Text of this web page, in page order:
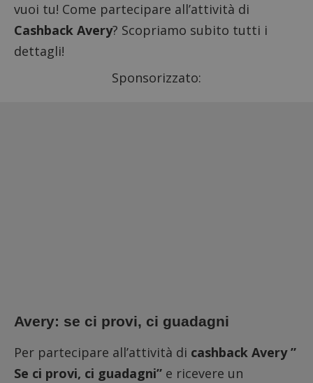
vuoi tu! Come partecipare all’attività di
Cashback Avery? Scopriamo subito tutti i
dettagli!
Sponsorizzato:
Avery: se ci provi, ci guadagni
Per partecipare all’attività di cashback Avery ”
Se ci provi, ci guadagni” e ricevere un